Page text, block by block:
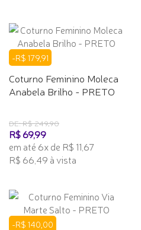
-R$ 179,91
Coturno Feminino Moleca
Anabela Brilho - PRETO
DE: R$ 249,90
R$ 69,99
em até 6x de R$ 11,67
R$ 66,49 à vista
-R$ 140,00